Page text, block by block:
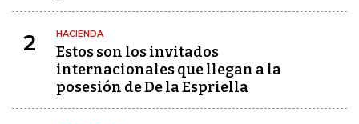
2 HACIENDA
Estos son los invitados
internacionales que llegan a la
posesión de De la Espriella